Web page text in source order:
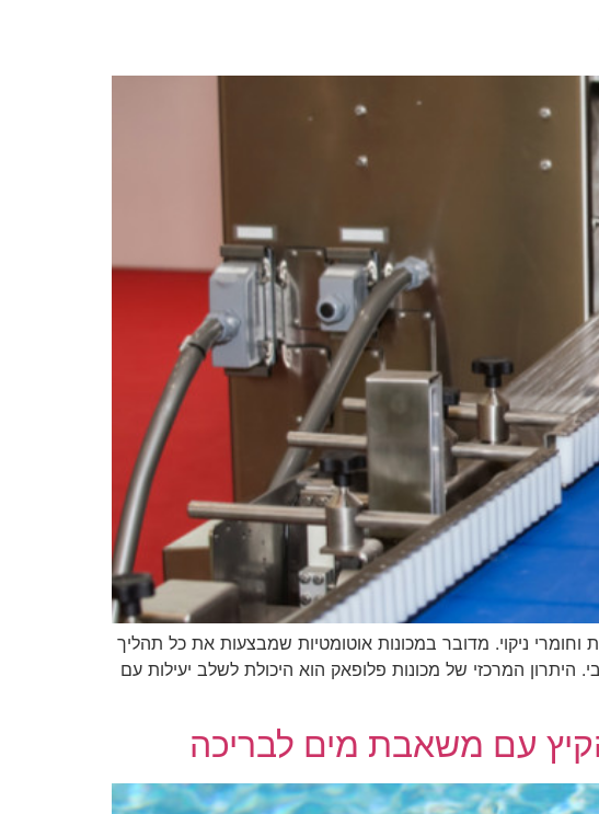
ניקוי. מדובר במכונות אוטומטיות שמבצעות את כל תהליך
היתרון המרכזי של מכונות פלופאק הוא היכולת לשלב יעילות עם
עם משאבת מים לבריכה